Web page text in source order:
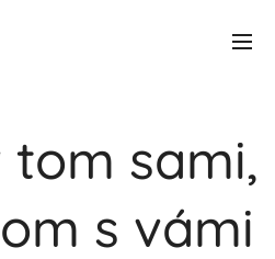
tom sami,
s vámi